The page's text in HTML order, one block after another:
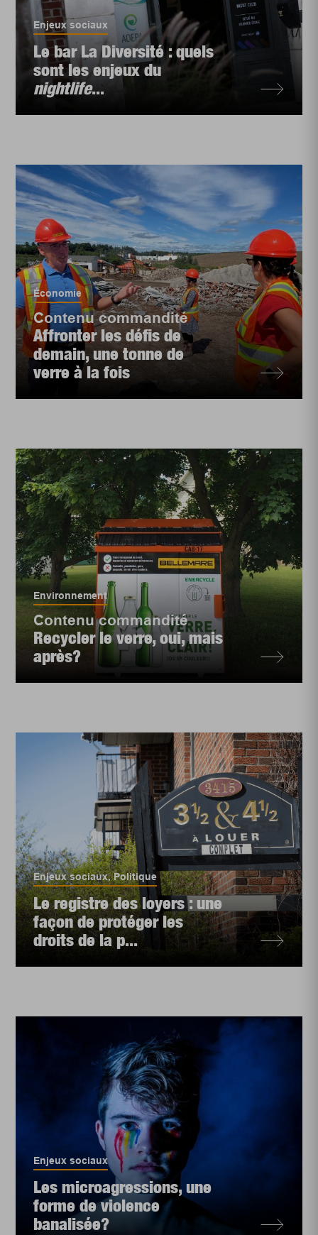
Enjeux sociaux
Le bar La Diversité : quels
sont les enjeux du
nightlife...
Économie
Contenu commandité
Affronter les défis de
demain, une tonne de
verre à la fois
Environnement
Contenu commandité
Recycler le verre, oui, mais
après?
Enjeux sociaux,Politique
Le registre des loyers : une
façon de protéger les
droits de la p...
Enjeux sociaux
Les microagressions, une
forme de violence
banalisée?